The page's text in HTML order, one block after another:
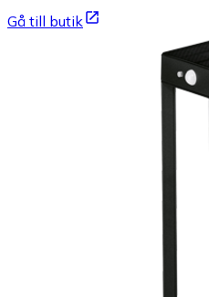
Gå till butik